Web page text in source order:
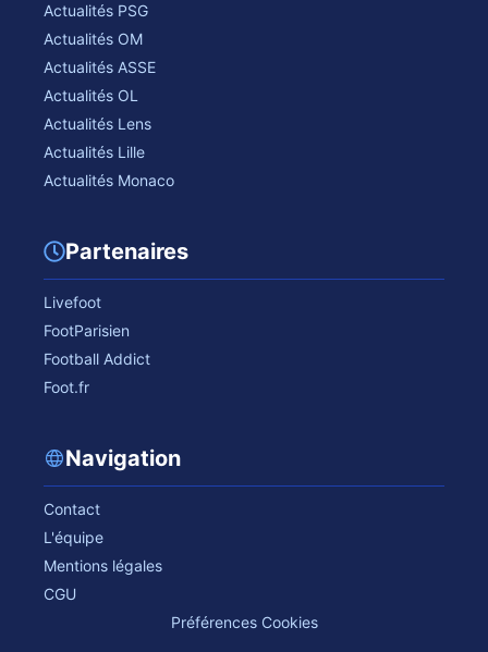
Actualités PSG
Actualités OM
Actualités ASSE
Actualités OL
Actualités Lens
Actualités Lille
Actualités Monaco
Partenaires
Livefoot
FootParisien
Football Addict
Foot.fr
Navigation
Contact
L'équipe
Mentions légales
CGU
Préférences Cookies